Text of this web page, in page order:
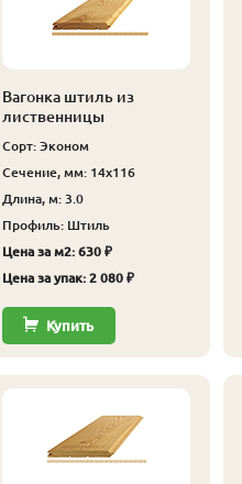
Вагонка штиль из
лиственницы
Сорт: Эконом
Сечение, мм: 14x116
Длина, м: 3.0
Профиль: Штиль
Цена за м2: 630 ₽
Цена за упак: 2 080 ₽
Купить